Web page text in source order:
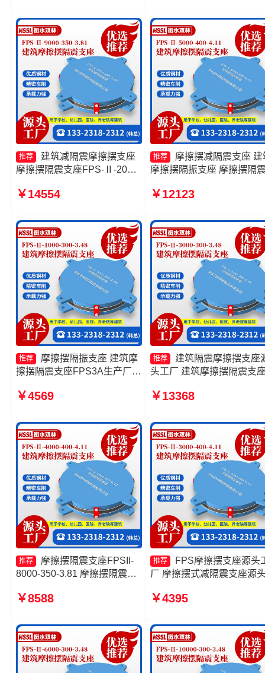
推荐
建筑减隔震摩擦摆支座
摩擦摆隔震支座FPS-Ⅱ-2000-
座价格 摩擦摆隔震支座FPSII-
￥14554
推荐
摩擦摆减隔震支座 建
摩擦摆隔振支座 摩擦摆隔
摩擦摆隔震支座FPSII-
￥12123
推荐
摩擦摆隔振支座 建筑摩
擦摆隔震支座FPS3A生产厂家
摩擦摆隔震支座FPSII-6000-
￥4569
推荐
建筑隔震摩擦摆支座
头工厂 建筑摩擦摆隔震支
3000-400-4.11厂家 摩擦摆
￥13368
推荐
摩擦摆隔震支座FPSII-
8000-350-3.81 摩擦摆隔震支
工厂 摩擦抗震支座源头工厂
350-3.81厂家
￥8588
推荐
FPS摩擦摆支座源头
厂 摩擦摆式减隔震支座源
9000-300-3.48 摩擦摆隔震
工厂
￥4395